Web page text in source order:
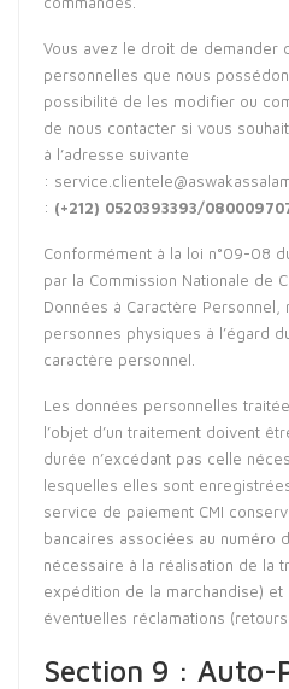
Vous avez le droit de demander
personnelles que nous
possibilité de les modifier ou
de nous contacter si vous
à l’adresse suivante
:
: (+212) 0520393393/
Conformément à la loi n°09-08
par la Commission Nationale de
Données à Caractère
personnes physiques à l’égard
caractère personnel.
Les données personnelles
l’objet d’un traitement doivent
durée n’excédant pas celle
lesquelles elles sont
service de paiement CMI
bancaires associées au numéro
nécessaire à la réalisation de la
expédition de la marchandise) et
éventuelles réclamations
Section 9 : Auto-